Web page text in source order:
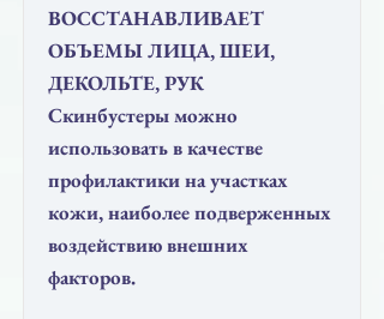
ВОССТАНАВЛИВАЕТ
ОБЪЕМЫ ЛИЦА, ШЕИ,
ДЕКОЛЬТЕ, РУК
Скинбустеры можно
использовать в качестве
профилактики на участках
кожи, наиболее подверженных
воздействию внешних
факторов.